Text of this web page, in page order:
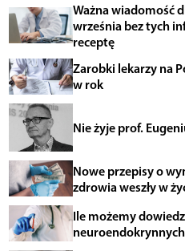
Ważna wiadomość
września bez tych
receptę
Zarobki lekarzy na
w rok
Nie żyje prof.
Nowe przepisy o
zdrowia weszły w
Ile możemy